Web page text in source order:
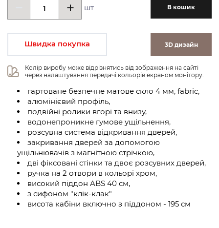
шт В кошик
Швидка покупка 3D дизайн
Колір виробу може відрізнятись від зображення на сайті
через налаштування передачі кольорів екраном монітору.
гартоване безпечне матове скло 4 мм, fabric,
алюмінієвий профіль,
подвійні ролики вгорі та внизу,
водонепроникне гумове ущільнення,
розсувна система відкривання дверей,
закривання дверей за допомогою
ущільнювачів з магнітною стрічкою,
дві фіксовані стінки та двоє розсувних дверей,
ручка на 2 отвори в кольорі хром,
високий піддон ABS 40 см,
з сифоном "клік-клак"
висота кабіни включно з піддоном - 195 см